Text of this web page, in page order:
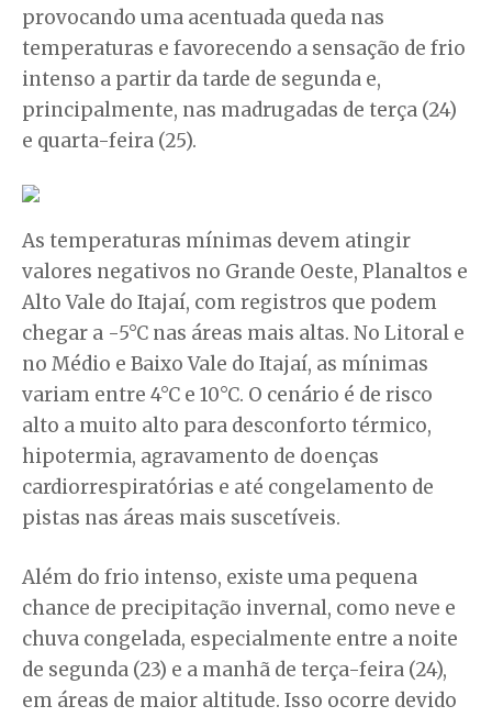
provocando uma acentuada queda nas
temperaturas e favorecendo a sensação de frio
intenso a partir da tarde de segunda e,
principalmente, nas madrugadas de terça (24)
e quarta-feira (25).
As temperaturas mínimas devem atingir
valores negativos no Grande Oeste, Planaltos e
Alto Vale do Itajaí, com registros que podem
chegar a -5°C nas áreas mais altas. No Litoral e
no Médio e Baixo Vale do Itajaí, as mínimas
variam entre 4°C e 10°C. O cenário é de risco
alto a muito alto para desconforto térmico,
hipotermia, agravamento de doenças
cardiorrespiratórias e até congelamento de
pistas nas áreas mais suscetíveis.
Além do frio intenso, existe uma pequena
chance de precipitação invernal, como neve e
chuva congelada, especialmente entre a noite
de segunda (23) e a manhã de terça-feira (24),
em áreas de maior altitude. Isso ocorre devido